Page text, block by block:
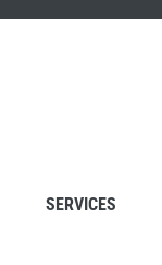
SERVICES